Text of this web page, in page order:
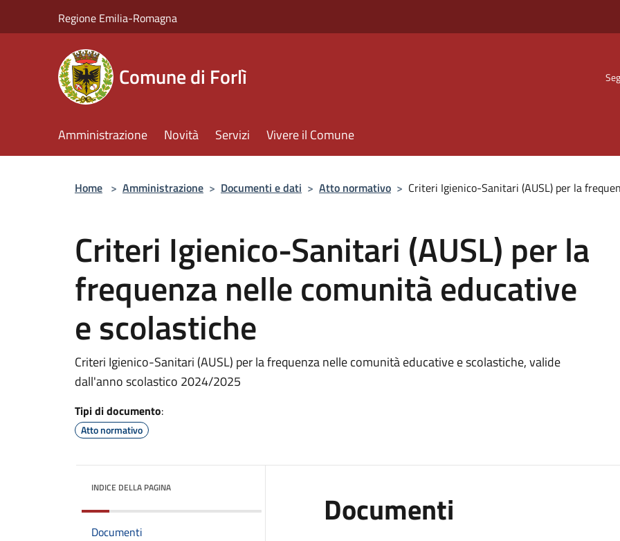
Regione Emilia-Romagna
Comune di Forlì
Amministrazione Novità Servizi Vivere il Comune
Home > Amministrazione > Documenti e dati > Atto normativo > Criteri Igienico-Sanitari (AUSL) per la
Criteri Igienico-Sanitari (AUSL) per la
frequenza nelle comunità educative
e scolastiche
Criteri Igienico-Sanitari (AUSL) per la frequenza nelle comunità educative e scolastiche, valide
dall'anno scolastico 2024/2025
Tipi di documento:
Atto normativo
INDICE DELLA PAGINA
Documenti
Documenti